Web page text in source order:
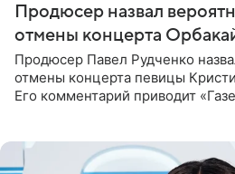
Продюсер назвал
отмены концерта
Продюсер Павел Рудченко
отмены концерта певицы
Его комментарий приводит